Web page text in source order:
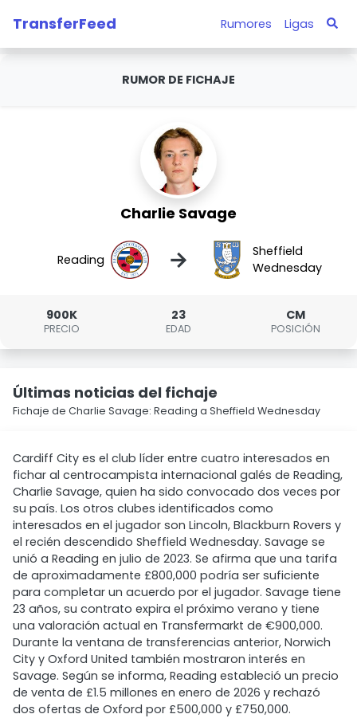
TransferFeed Rumores Ligas
RUMOR DE FICHAJE
Charlie Savage
Reading →
Sheffield
Wednesday
900K
PRECIO
23
EDAD
CM
POSICIÓN
Últimas noticias del fichaje
Fichaje de Charlie Savage: Reading a Sheffield Wednesday
Cardiff City es el club líder entre cuatro interesados en
fichar al centrocampista internacional galés de Reading,
Charlie Savage, quien ha sido convocado dos veces por
su país. Los otros clubes identificados como
interesados en el jugador son Lincoln, Blackburn Rovers y
el recién descendido Sheffield Wednesday. Savage se
unió a Reading en julio de 2023. Se afirma que una tarifa
de aproximadamente £800,000 podría ser suficiente
para completar un acuerdo por el jugador. Savage tiene
23 años, su contrato expira el próximo verano y tiene
una valoración actual en Transfermarkt de €900,000.
Durante la ventana de transferencias anterior, Norwich
City y Oxford United también mostraron interés en
Savage. Según se informa, Reading estableció un precio
de venta de £1.5 millones en enero de 2026 y rechazó
dos ofertas de Oxford por £500,000 y £750,000.